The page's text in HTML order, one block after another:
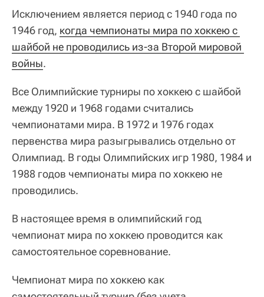
Исключением является период с 1940 года по
1946 год, когда чемпионаты мира по хоккею с
шайбой не проводились из-за Второй мировой
войны.
Все Олимпийские турниры по хоккею с шайбой
между 1920 и 1968 годами считались
чемпионатами мира. В 1972 и 1976 годах
первенства мира разыгрывались отдельно от
Олимпиад. В годы Олимпийских игр 1980, 1984 и
1988 годов чемпионаты мира по хоккею не
проводились.
В настоящее время в олимпийский год
чемпионат мира по хоккею проводится как
самостоятельное соревнование.
Чемпионат мира по хоккею как